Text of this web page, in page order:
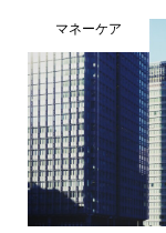
マネーケア